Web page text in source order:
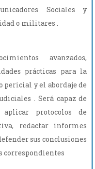
Sociales y
o militares .
avanzados,
prácticas para la
pericial y el abordaje de
. Será capaz de
protocolos de
redactar informes
sus conclusiones
correspondientes